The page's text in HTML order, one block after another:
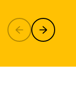
Précédent
Suivant